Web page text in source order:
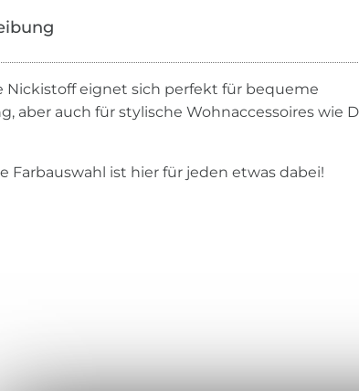
Nickistoff eignet sich perfekt für bequeme
aber auch für stylische Wohnaccessoires wie
Farbauswahl ist hier für jeden etwas dabei!